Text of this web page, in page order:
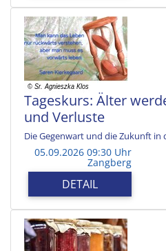
Tageskurs: Älter
und Verluste
Die Gegenwart und die Zukunft in
05.09.2026 09:30 Uhr
Zangberg
DETAIL